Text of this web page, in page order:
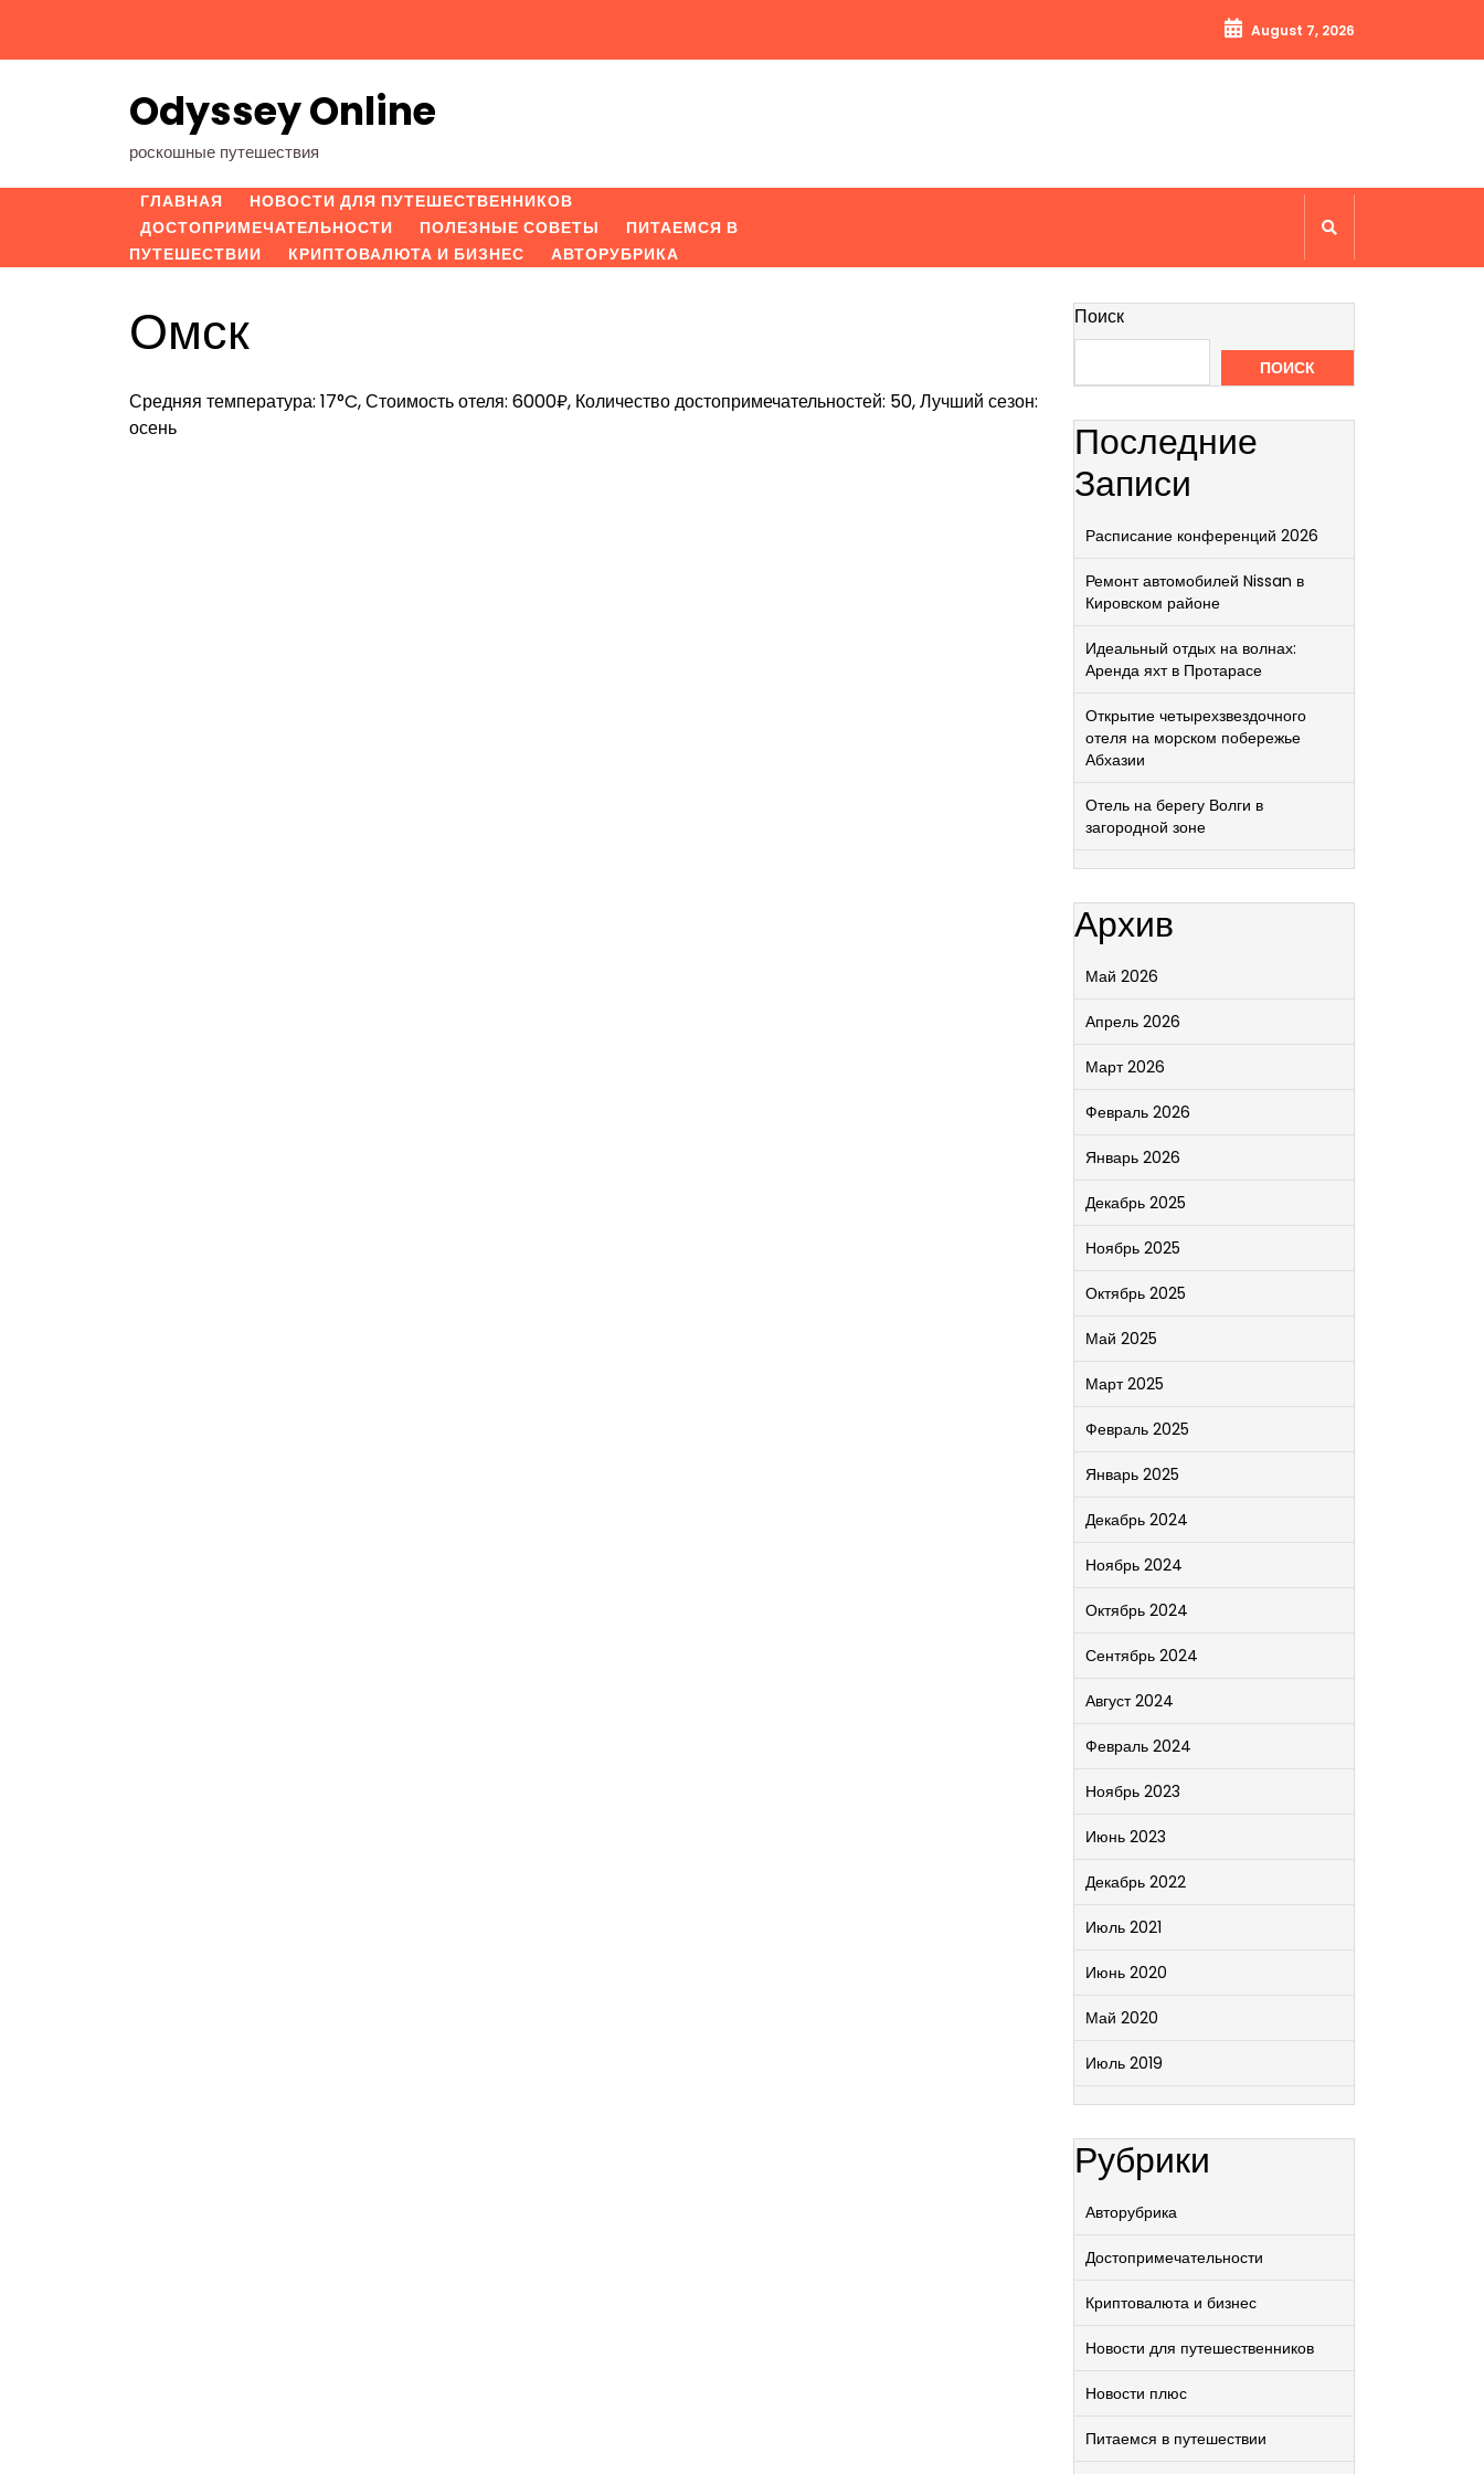
содержимому
August 7, 2026
Odyssey Online
роскошные путешествия
ГЛАВНАЯ
НОВОСТИ ДЛЯ ПУТЕШЕСТВЕННИКОВ
ДОСТОПРИМЕЧАТЕЛЬНОСТИ
ПОЛЕЗНЫЕ СОВЕТЫ
ПИТАЕМСЯ В
ПУТЕШЕСТВИИ
КРИПТОВАЛЮТА И БИЗНЕС АВТОРУБРИКА
Омск
Средняя температура: 17°C, Стоимость отеля: 6000₽, Количество достопримечательностей: 50, Лучший сезон:
осень
Поиск
ПОИСК
Последние
Записи
Расписание конференций 2026
Ремонт автомобилей Nissan в
Кировском районе
Идеальный отдых на волнах:
Аренда яхт в Протарасе
Открытие четырехзвездочного
отеля на морском побережье
Абхазии
Отель на берегу Волги в
загородной зоне
Архив
Май 2026
Апрель 2026
Март 2026
Февраль 2026
Январь 2026
Декабрь 2025
Ноябрь 2025
Октябрь 2025
Май 2025
Март 2025
Февраль 2025
Январь 2025
Декабрь 2024
Ноябрь 2024
Октябрь 2024
Сентябрь 2024
Август 2024
Февраль 2024
Ноябрь 2023
Июнь 2023
Декабрь 2022
Июль 2021
Июнь 2020
Май 2020
Июль 2019
Рубрики
Авторубрика
Достопримечательности
Криптовалюта и бизнес
Новости для путешественников
Новости плюс
Питаемся в путешествии